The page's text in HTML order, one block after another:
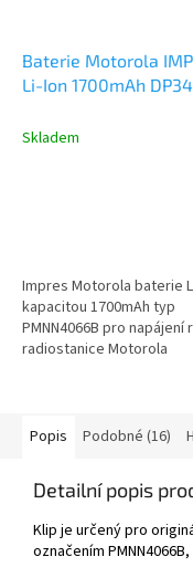
Baterie Motorola
Li-Ion 1700mAh
Skladem
Impres Motorola baterie
kapacitou 1700mAh typ
PMNN4066B pro napájení
radiostanice Motorola
Popis Podobné (16)
Detailní popis
Klip je určený pro
označením PMNN4066B,